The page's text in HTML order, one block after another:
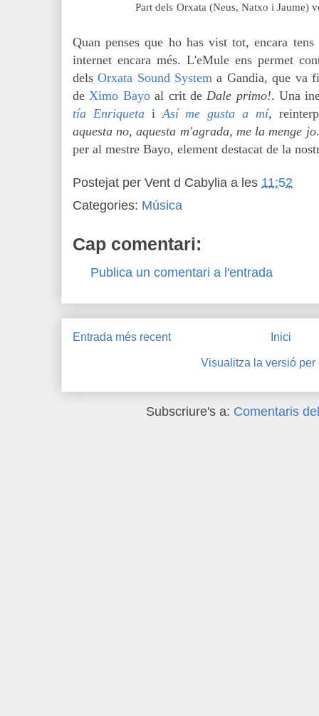
Part dels Orxata (Neus, Natxo i Jaume)
Quan penses que ho has vist tot, encara
internet encara més. L'eMule ens permet
delsOrxata Sound Systema Gandia, que va
deXimo Bayoal crit deDale primo!. Una
tía EnriquetaiAsí me gusta a mí,
aquesta no, aquesta m'agrada, me la menge jo
per al mestre Bayo, element destacat de la
Postejat per Vent d Cabylia a les 11:52
Categories: Música
Cap comentari:
Publica un comentari a l'entrada
Entrada més recent Inici
Visualitza la versió per
Subscriure's a: Comentaris